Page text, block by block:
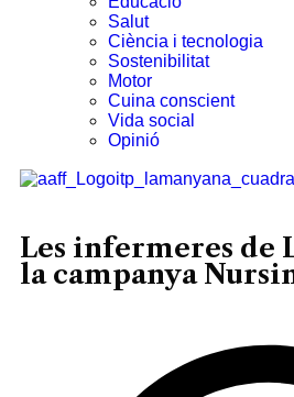
Salut
Ciència i tecnologia
Sostenibilitat
Motor
Cuina conscient
Vida social
Opinió
Les infermeres de
la campanya